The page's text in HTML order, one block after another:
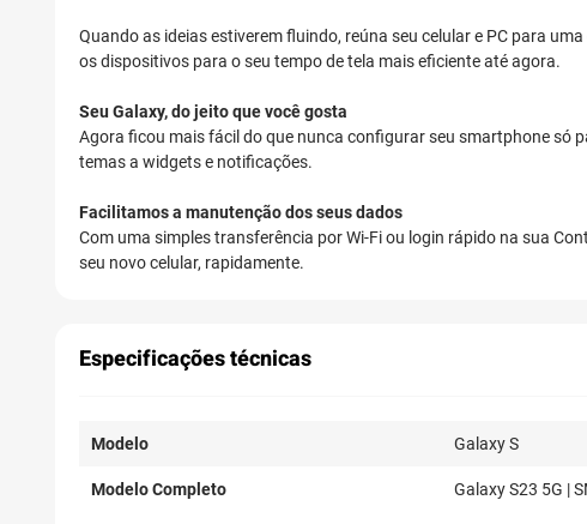
Quando as ideias estiverem fluindo, reúna seu celular e PC para
os dispositivos para o seu tempo de tela mais eficiente até agora.
Seu Galaxy, do jeito que você gosta
Agora ficou mais fácil do que nunca configurar seu smartphone só
temas a widgets e notificações.
Facilitamos a manutenção dos seus dados
Com uma simples transferência por Wi-Fi ou login rápido na sua
seu novo celular, rapidamente.
Especificações técnicas
Modelo Galaxy S
Modelo Completo Galaxy S23 5G |